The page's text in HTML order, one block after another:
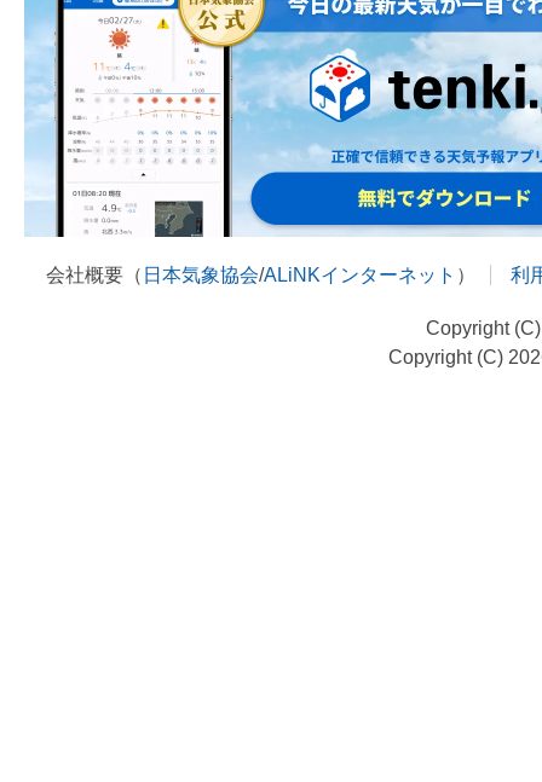
会社概要（ 日本気象協会/ALiNKインターネット ） 利
Copyright
Copyright (C)